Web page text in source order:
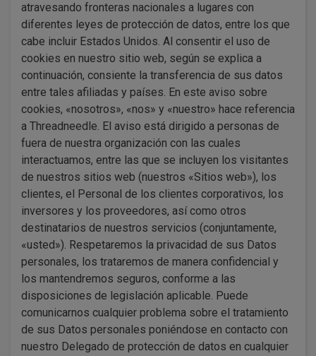
atravesando fronteras nacionales a lugares con
diferentes leyes de protección de datos, entre los que
cabe incluir Estados Unidos. Al consentir el uso de
cookies en nuestro sitio web, según se explica a
continuación, consiente la transferencia de sus datos
entre tales afiliadas y países. En este aviso sobre
cookies, «nosotros», «nos» y «nuestro» hace referencia
a Threadneedle. El aviso está dirigido a personas de
fuera de nuestra organización con las cuales
interactuamos, entre las que se incluyen los visitantes
de nuestros sitios web (nuestros «Sitios web»), los
clientes, el Personal de los clientes corporativos, los
inversores y los proveedores, así como otros
destinatarios de nuestros servicios (conjuntamente,
«usted»). Respetaremos la privacidad de sus Datos
personales, los trataremos de manera confidencial y
los mantendremos seguros, conforme a las
disposiciones de legislación aplicable. Puede
comunicarnos cualquier problema sobre el tratamiento
de sus Datos personales poniéndose en contacto con
nuestro Delegado de protección de datos en cualquier